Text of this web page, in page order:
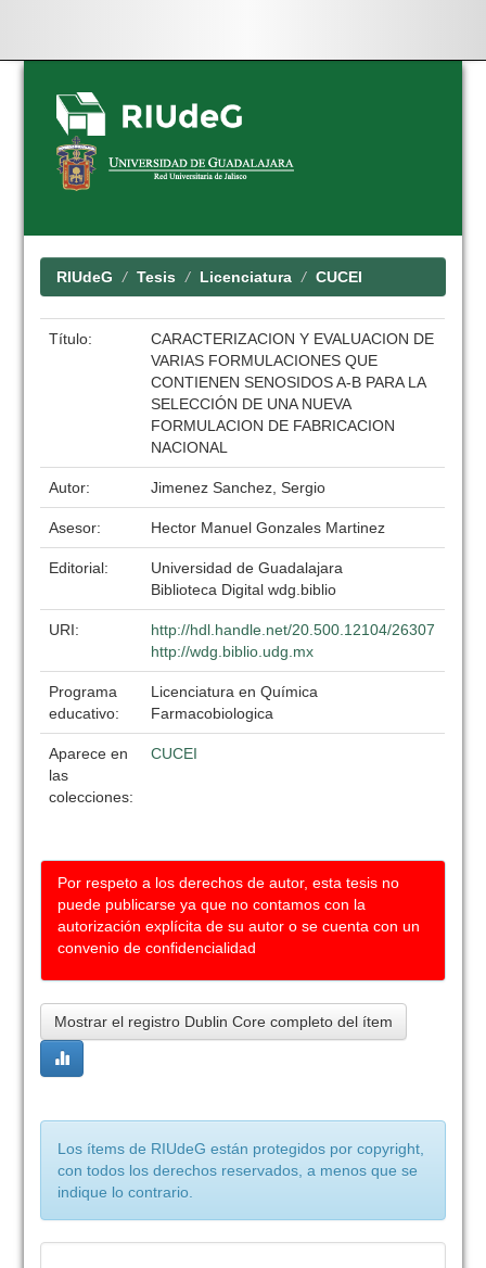
Skip
navigation
RIUdeG Tesis Licenciatura CUCEI
Título:
CARACTERIZACION Y EVALUACION DE
VARIAS FORMULACIONES QUE
CONTIENEN SENOSIDOS A-B PARA LA
SELECCIÓN DE UNA NUEVA
FORMULACION DE FABRICACION
NACIONAL
Autor: Jimenez Sanchez, Sergio
Asesor: Hector Manuel Gonzales Martinez
Editorial:
Universidad de Guadalajara
Biblioteca Digital wdg.biblio
URI:
http://hdl.handle.net/20.500.12104/26307
http://wdg.biblio.udg.mx
Programa
educativo:
Licenciatura en Química
Farmacobiologica
Aparece en
las
colecciones:
CUCEI
Por respeto a los derechos de autor, esta tesis no
puede publicarse ya que no contamos con la
autorización explícita de su autor o se cuenta con un
convenio de confidencialidad
Mostrar el registro Dublin Core completo del ítem
Los ítems de RIUdeG están protegidos por copyright,
con todos los derechos reservados, a menos que se
indique lo contrario.